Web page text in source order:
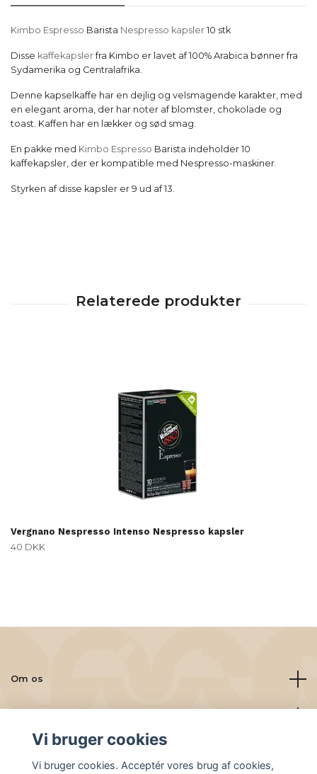
Kimbo Espresso Barista Nespresso kapsler 10 stk
Disse kaffekapslerfra Kimbo er lavet af 100% Arabica bønner fra
Sydamerika og Centralafrika.
Denne kapselkaffe har en dejlig og velsmagende karakter, med
en elegant aroma, der har noter af blomster, chokolade og
toast. Kaffen har en lækker og sød smag.
En pakke med Kimbo Espresso Barista indeholder 10
kaffekapsler, der er kompatible med Nespresso-maskiner.
Styrken af disse kapsler er 9 ud af 13.
Vergnano Nespresso Intenso Nespresso kapsler
40 DKK
Om os
Vi bruger cookies
Vi bruger cookies. Acceptér vores brug af cookies,